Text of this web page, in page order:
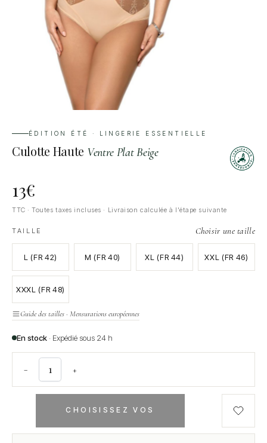
ÉDITION ÉTÉ · LINGERIE ESSENTIELLE
Culotte Haute Ventre Plat Beige
13€
TTC · Toutes taxes incluses · Livraison calculée à l'étape suivante
TAILLE Choisir une taille
L (FR 42) M (FR 40) XL (FR 44) XXL (FR 46)
XXXL (FR 48)
Guide des tailles · Mensurations européennes
En stock · Expédié sous 24 h
− +
CHOISISSEZ VOS